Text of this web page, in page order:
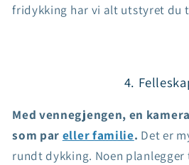
fridykking har vi alt utstyret du
4.
Med vennegjengen, en
som par eller familie. Det er
rundt dykking. Noen